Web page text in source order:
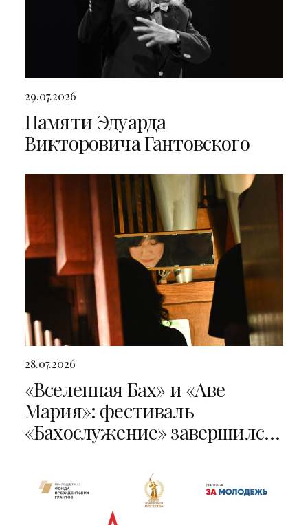
29.07.2026
Памяти Эдуарда
Викторовича Гантовского
28.07.2026
«Вселенная Бах» и «Аве
Мария»: фестиваль
«Бахослужение» завершился